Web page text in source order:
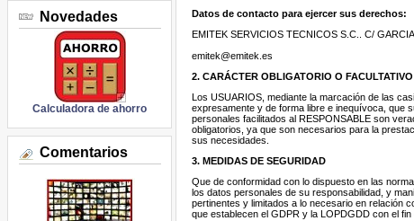
Novedades
Calculadora de ahorro
Comentarios
Datos de contacto para ejercer sus derechos:
EMITEK SERVICIOS TECNICOS S.C.. C/
emitek@emitek.es
2. CARÁCTER OBLIGATORIO O
Los USUARIOS, mediante la marcación de las
expresamente y de forma libre e inequívoca, que
personales facilitados al RESPONSABLE son
obligatorios, ya que son necesarios para la
sus necesidades.
3. MEDIDAS DE SEGURIDAD
Que de conformidad con lo dispuesto en las
los datos personales de su responsabilidad, y
pertinentes y limitados a lo necesario en relación
que establecen el GDPR y la LOPDGDD con el